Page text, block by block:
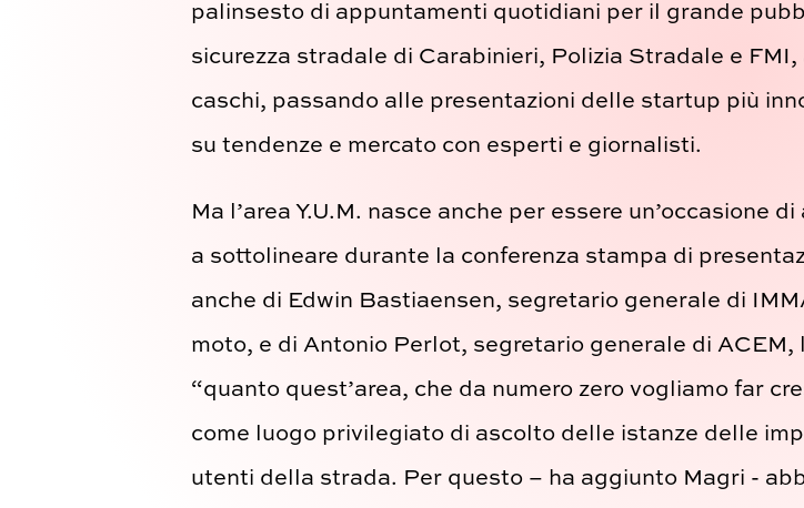
palinsesto di appuntamenti quotidiani per il grande
sicurezza stradale di Carabinieri, Polizia Stradale e
caschi, passando alle presentazioni delle startup più
su tendenze e mercato con esperti e giornalisti.
Ma l’area Y.U.M. nasce anche per essere un’occasione
a sottolineare durante la conferenza stampa di
anche di Edwin Bastiaensen, segretario generale di
moto, e di Antonio Perlot, segretario generale di
“quanto quest’area, che da numero zero vogliamo far
come luogo privilegiato di ascolto delle istanze delle
utenti della strada. Per questo – ha aggiunto Magri -